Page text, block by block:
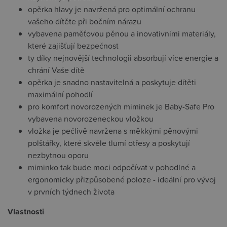
opěrka hlavy je navržená pro optimální ochranu
vašeho dítěte při bočním nárazu
vybavena paměťovou pěnou a inovativními materiály,
které zajišťují bezpečnost
ty díky nejnovější technologii absorbují více energie a
chrání Vaše dítě
opěrka je snadno nastavitelná a poskytuje dítěti
maximální pohodlí
pro komfort novorozených miminek je Baby-Safe Pro
vybavena novorozeneckou vložkou
vložka je pečlivě navržena s měkkými pěnovými
polštářky, které skvěle tlumí otřesy a poskytují
nezbytnou oporu
miminko tak bude moci odpočívat v pohodlné a
ergonomicky přizpůsobené poloze - ideální pro vývoj
v prvních týdnech života
Vlastnosti